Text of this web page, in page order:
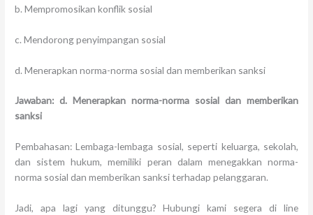
b. Mempromosikan konflik sosial
c. Mendorong penyimpangan sosial
d. Menerapkan norma-norma sosial dan memberikan sanksi
Jawaban: d. Menerapkan norma-norma sosial dan memberikan
sanksi
Pembahasan: Lembaga-lembaga sosial, seperti keluarga, sekolah,
dan sistem hukum, memiliki peran dalam menegakkan norma-
norma sosial dan memberikan sanksi terhadap pelanggaran.
Jadi, apa lagi yang ditunggu? Hubungi kami segera di line